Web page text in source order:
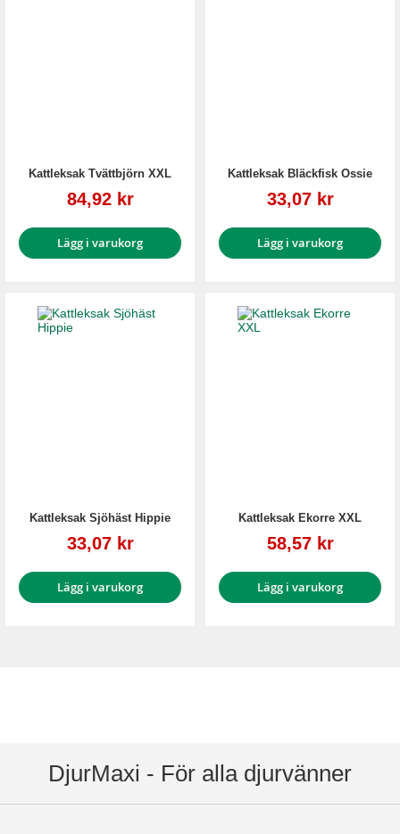
Kattleksak Tvättbjörn XXL
Reapris
84,92 kr
Lägg i varukorg
Kattleksak Bläckfisk Ossie
Reapris
33,07 kr
Lägg i varukorg
Kattleksak Sjöhäst Hippie
Reapris
33,07 kr
Lägg i varukorg
Kattleksak Ekorre XXL
Reapris
58,57 kr
Lägg i varukorg
DjurMaxi - För alla djurvänner